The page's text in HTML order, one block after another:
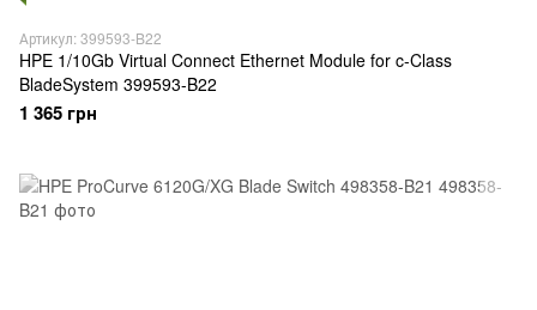
Артикул: 399593-B22
HPE 1/10Gb Virtual Connect Ethernet Module for c-Class
BladeSystem 399593-B22
1 365 грн